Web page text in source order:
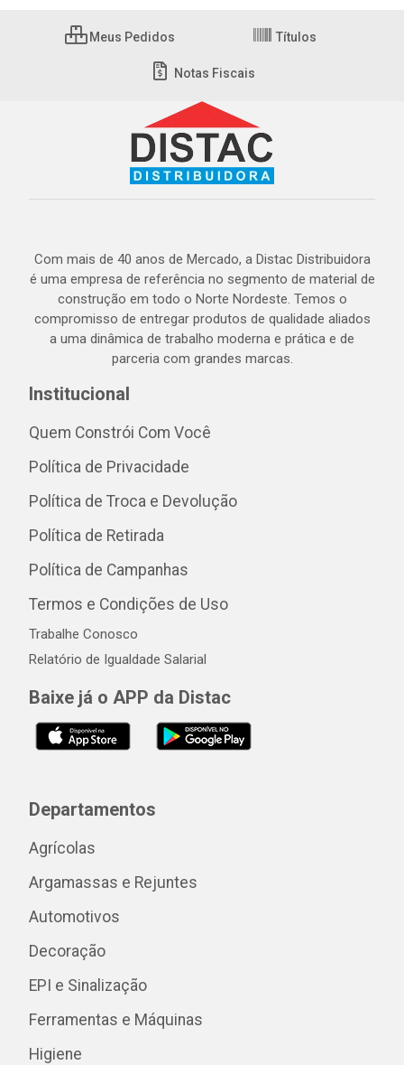
Meus Pedidos Títulos
Notas Fiscais
Com mais de 40 anos de Mercado, a Distac Distribuidora
é uma empresa de referência no segmento de material de
construção em todo o Norte Nordeste. Temos o
compromisso de entregar produtos de qualidade aliados
a uma dinâmica de trabalho moderna e prática e de
parceria com grandes marcas.
Institucional
Quem Constrói Com Você
Política de Privacidade
Política de Troca e Devolução
Política de Retirada
Política de Campanhas
Termos e Condições de Uso
Trabalhe Conosco
Relatório de Igualdade Salarial
Baixe já o APP da Distac
Departamentos
Agrícolas
Argamassas e Rejuntes
Automotivos
Decoração
EPI e Sinalização
Ferramentas e Máquinas
Higiene